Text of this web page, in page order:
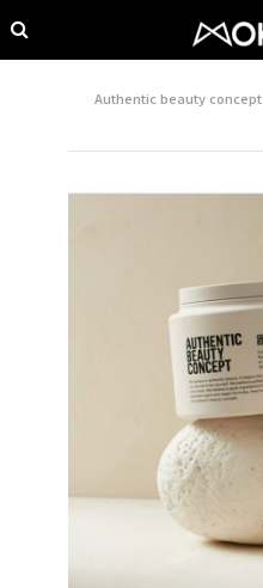
מותג טיפוח הבינלאומי Authentic beauty concept